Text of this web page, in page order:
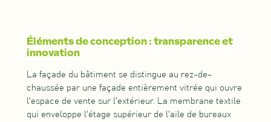
Éléments de conception : transparence et
innovation
La façade du bâtiment se distingue au rez-de-
chaussée par une façade entièrement vitrée qui ouvre
l'espace de vente sur l'extérieur. La membrane textile
qui enveloppe l'étage supérieur de l'aile de bureaux